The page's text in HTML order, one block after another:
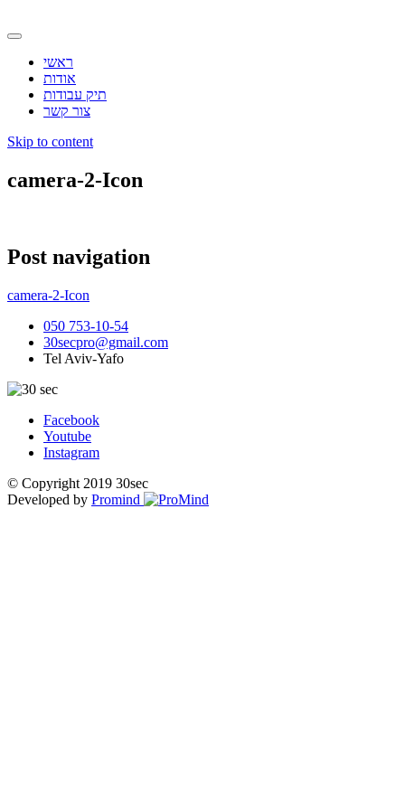
ראשי
אודות
תיק עבודות
צור קשר
Skip to content
camera-2-Icon
Post navigation
camera-2-Icon
050 753-10-54
30secpro@gmail.com
Tel Aviv-Yafo
Facebook
Youtube
Instagram
© Copyright 2019 30sec
Developed by Promind